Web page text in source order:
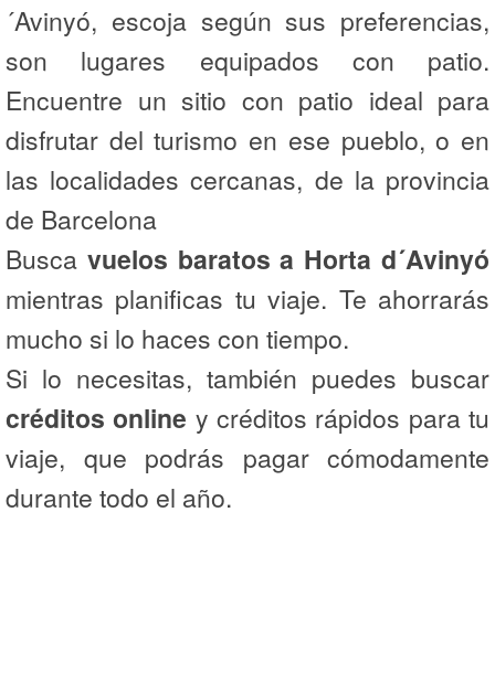
´Avinyó, escoja según sus preferencias,
son lugares equipados con patio.
Encuentre un sitio con patio ideal para
disfrutar del turismo en ese pueblo, o en
las localidades cercanas, de la provincia
de Barcelona
Busca vuelos baratos a Horta d´Avinyó
mientras planificas tu viaje. Te ahorrarás
mucho si lo haces con tiempo.
Si lo necesitas, también puedes buscar
créditos online y créditos rápidos para tu
viaje, que podrás pagar cómodamente
durante todo el año.